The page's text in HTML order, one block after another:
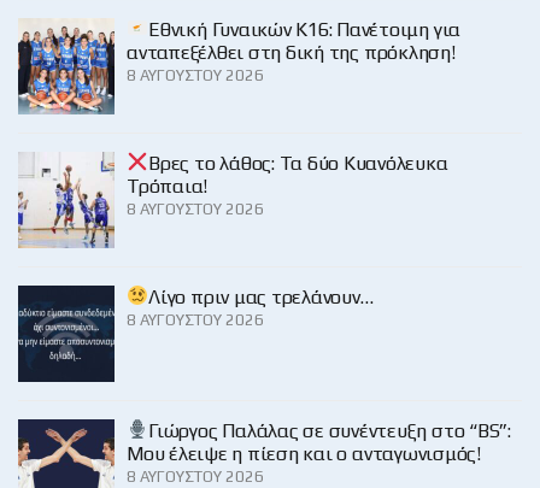
Εθνική Γυναικών Κ16: Πανέτοιμη για
ανταπεξέλθει στη δική της πρόκληση!
8 ΑΥΓΟΎΣΤΟΥ 2026
Βρες το λάθος: Τα δύο Κυανόλευκα
Τρόπαια!
8 ΑΥΓΟΎΣΤΟΥ 2026
Λίγο πριν μας τρελάνουν…
8 ΑΥΓΟΎΣΤΟΥ 2026
Γιώργος Παλάλας σε συνέντευξη στο “BS”:
Μου έλειψε η πίεση και ο ανταγωνισμός!
8 ΑΥΓΟΎΣΤΟΥ 2026